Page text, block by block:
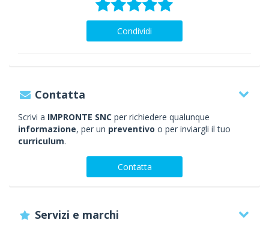
Condividi
Contatta
Scrivi a IMPRONTE SNC per richiedere qualunque
informazione, per un preventivo o per inviargli il tuo
curriculum.
Contatta
Servizi e marchi